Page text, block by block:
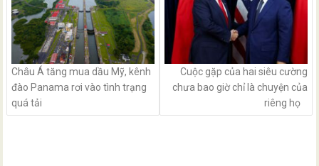
Châu Á tăng mua dầu Mỹ, kênh
đào Panama rơi vào tình trạng
quá tải
Cuộc gặp của hai siêu cường
chưa bao giờ chỉ là chuyện của
riêng họ